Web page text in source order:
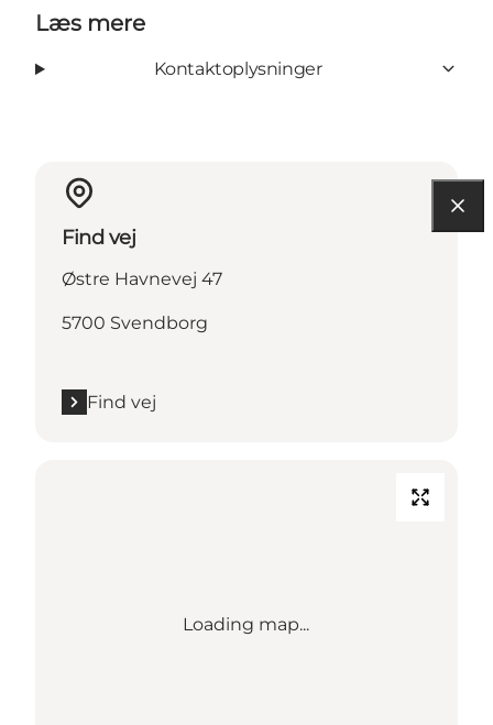
Læs mere
Kontaktoplysninger
Find vej
Østre Havnevej 47
5700 Svendborg
Find vej
Loading map...